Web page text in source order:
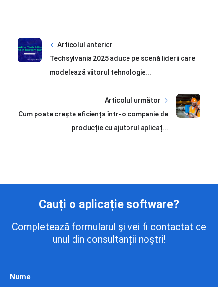
Articolul anterior
Techsylvania 2025 aduce pe scenă liderii care
modelează viitorul tehnologie...
Articolul următor
Cum poate crește eficiența într-o companie de
producție cu ajutorul aplicaț...
Cauți o aplicație software?
Completează formularul și vei fi contactat de
unul din consultanții noștri!
Nume